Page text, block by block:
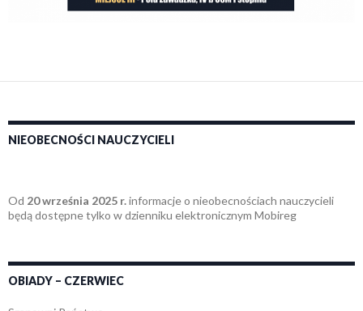
NIEOBECNOŚCI NAUCZYCIELI
Od 20 września 2025 r.informacje o nieobecnościach nauczycieli
będą dostępne tylko w dzienniku elektronicznym Mobireg
OBIADY – CZERWIEC